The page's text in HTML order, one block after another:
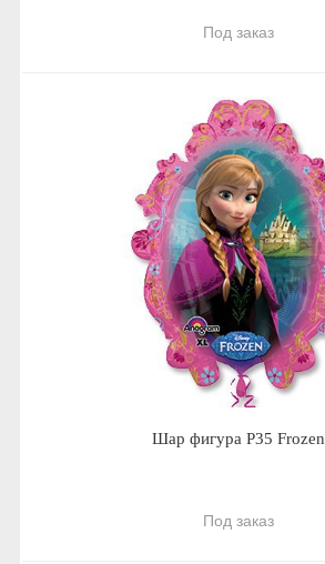
Под заказ
Шар фигура P35 Frozen
Под заказ